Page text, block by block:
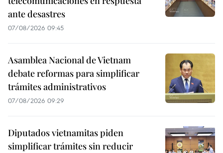
ante desastres
07/08/2026 09:45
Asamblea Nacional de Vietnam
debate reformas para simplificar
trámites administrativos
07/08/2026 09:29
Diputados vietnamitas piden
simplificar trámites sin reducir